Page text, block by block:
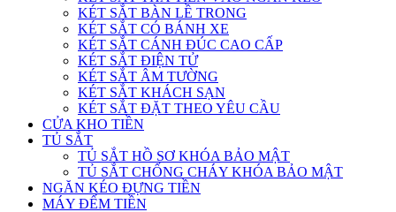
KÉT SẮT BÀN LỀ TRONG
KÉT SẮT CÓ BÁNH XE
KÉT SẮT CÁNH ĐÚC CAO CẤP
KÉT SẮT ĐIỆN TỬ
KÉT SẮT ÂM TƯỜNG
KÉT SẮT KHÁCH SẠN
KÉT SẮT ĐẶT THEO YÊU CẦU
CỬA KHO TIỀN
TỦ SẮT
TỦ SẮT HỒ SƠ KHÓA BẢO MẬT
TỦ SẮT CHỐNG CHÁY KHÓA BẢO MẬT
NGĂN KÉO ĐỰNG TIỀN
MÁY ĐẾM TIỀN